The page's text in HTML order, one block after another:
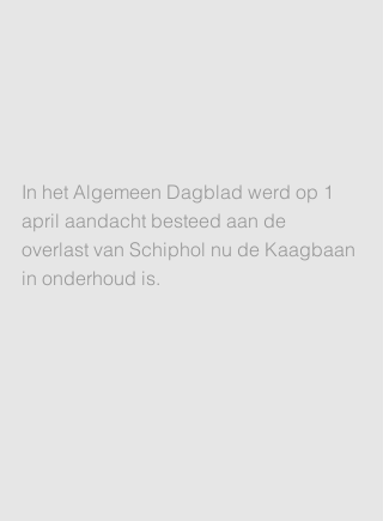
In het Algemeen Dagblad werd op 1
april aandacht besteed aan de
overlast van Schiphol nu de Kaagbaan
in onderhoud is.